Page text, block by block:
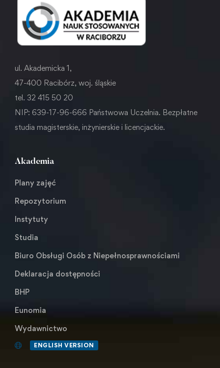
ul. Akademicka 1,
47-400 Racibórz, woj. śląskie
tel. 32 415 50 20
NIP: 639-17-96-666 Państwowa Uczelnia. Bezpłatne
studia magisterskie, inżynierskie i licencjackie.
Akademia
Plany zajęć
Repozytorium
Instytuty
Studia
Biuro Obsługi Osób z Niepełnosprawnościami
Deklaracja dostępności
BHP
Eunomia
Wydawnictwo
ENGLISH VERSION